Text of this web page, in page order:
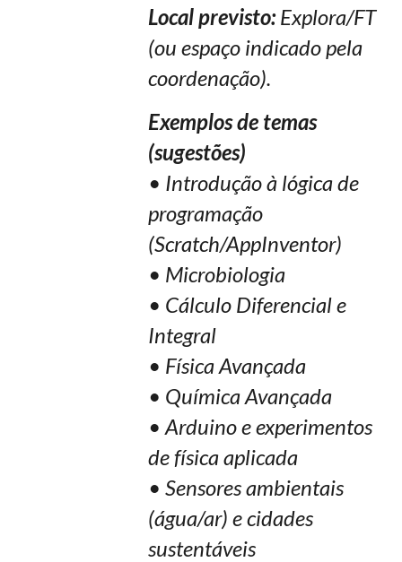
Local previsto:Explora/FT
(ou espaço indicado pela
coordenação).
Exemplos de temas
(sugestões)
• Introdução à lógica de
programação
(Scratch/AppInventor)
• Microbiologia
• Cálculo Diferencial e
Integral
• Física Avançada
• Química Avançada
• Arduino e experimentos
de física aplicada
• Sensores ambientais
(água/ar) e cidades
sustentáveis